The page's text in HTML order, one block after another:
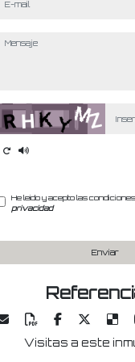
mensaje
Captcha
He leído y acepto las
privacidad
Enviar
Visitas a este